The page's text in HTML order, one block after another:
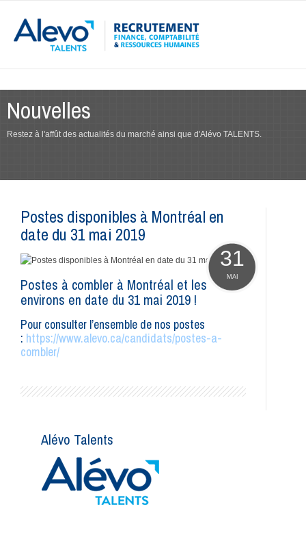
Nouvelles
Restez à l'affût des actualités du marché ainsi que d'Alévo TALENTS.
Postes disponibles à Montréal en
date du 31 mai 2019
31
MAI
Postes à combler à Montréal et les
environs en date du 31 mai 2019 !
Pour consulter l’ensemble de nos postes
: https://www.alevo.ca/candidats/postes-a-
combler/
Alévo Talents